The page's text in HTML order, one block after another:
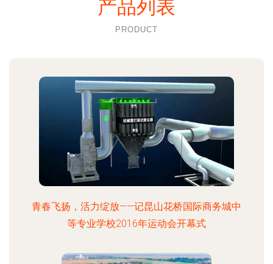
产品列表
PRODUCT
青春飞扬，活力绽放——记昆山花桥国际商务城中
等专业学校2016年运动会开幕式